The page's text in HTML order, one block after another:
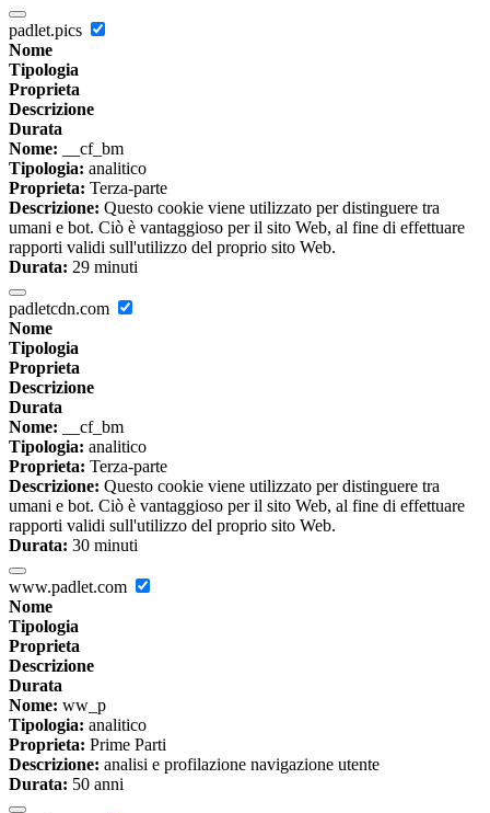
padlet.pics
Nome
Tipologia
Proprieta
Descrizione
Durata
Nome: __cf_bm
Tipologia: analitico
Proprieta: Terza-parte
Descrizione: Questo cookie viene utilizzato per distinguere tra
umani e bot. Ciò è vantaggioso per il sito Web, al fine di effettuare
rapporti validi sull'utilizzo del proprio sito Web.
Durata: 29 minuti
padletcdn.com
Nome
Tipologia
Proprieta
Descrizione
Durata
Nome: __cf_bm
Tipologia: analitico
Proprieta: Terza-parte
Descrizione: Questo cookie viene utilizzato per distinguere tra
umani e bot. Ciò è vantaggioso per il sito Web, al fine di effettuare
rapporti validi sull'utilizzo del proprio sito Web.
Durata: 30 minuti
www.padlet.com
Nome
Tipologia
Proprieta
Descrizione
Durata
Nome: ww_p
Tipologia: analitico
Proprieta: Prime Parti
Descrizione: analisi e profilazione navigazione utente
Durata: 50 anni